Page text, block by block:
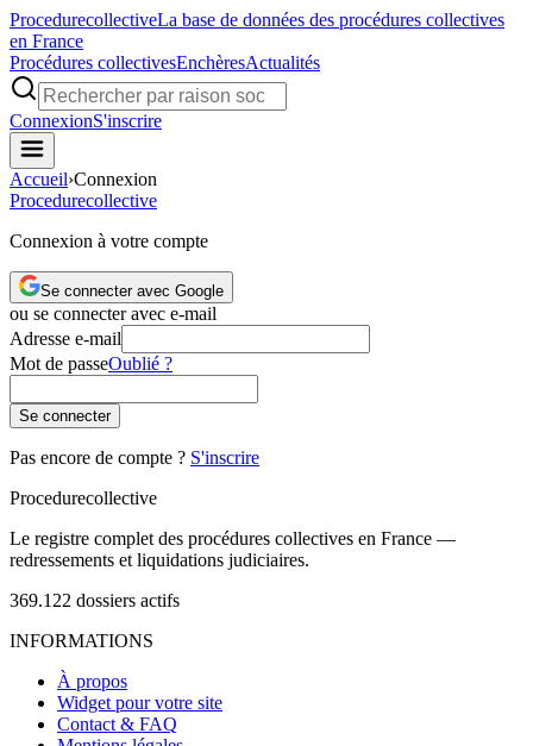
ProcedurecollectiveLa base de données des procédures collectives
en France
Procédures collectivesEnchèresActualités
ConnexionS'inscrire
Accueil›Connexion
Procedurecollective
Connexion à votre compte
Se connecter avec Google
ou se connecter avec e-mail
Adresse e-mail
Mot de passeOublié ?
Se connecter
Pas encore de compte ? S'inscrire
Procedurecollective
Le registre complet des procédures collectives en France —
redressements et liquidations judiciaires.
369.122 dossiers actifs
INFORMATIONS
À propos
Widget pour votre site
Contact & FAQ